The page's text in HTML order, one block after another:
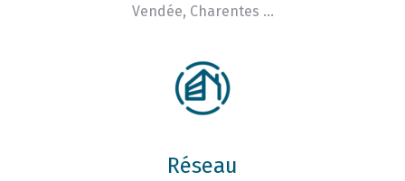
Vendée, Charentes …
Réseau